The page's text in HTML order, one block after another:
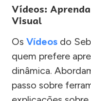
Vídeos:
Visual
Os Vídeos do
quem prefere
dinâmica.
passo sobre